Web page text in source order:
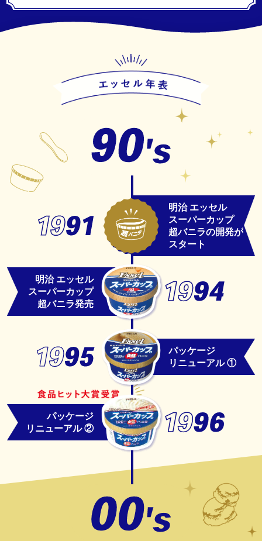
明治 エッセル
スーパーカップ
超バニラの開発が
スタート
明治 エッセル
スーパーカップ
超バニラ発売
パッケージ
リニューアル ①
パッケージ
リニューアル ②